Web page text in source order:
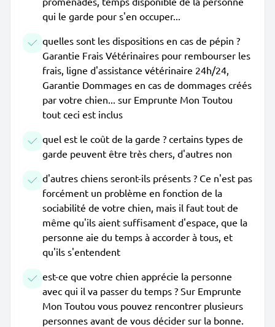
qui le garde pour s'en occuper...
quelles sont les dispositions en cas de pépin ?
Garantie Frais Vétérinaires pour rembourser les
frais, ligne d'assistance vétérinaire 24h/24,
Garantie Dommages en cas de dommages créés
par votre chien... sur Emprunte Mon Toutou
tout ceci est inclus
quel est le coût de la garde ? certains types de
garde peuvent être très chers, d'autres non
d'autres chiens seront-ils présents ? Ce n'est pas
forcément un problème en fonction de la
sociabilité de votre chien, mais il faut tout de
même qu'ils aient suffisament d'espace, que la
personne aie du temps à accorder à tous, et
qu'ils s'entendent
est-ce que votre chien apprécie la personne
avec qui il va passer du temps ? Sur Emprunte
Mon Toutou vous pouvez rencontrer plusieurs
personnes avant de vous décider sur la bonne.